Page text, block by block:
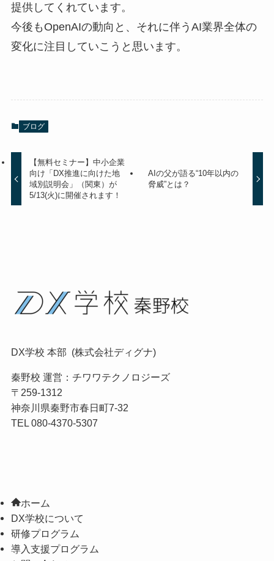
提供してくれています。
今後もOpenAIの動向と、それに伴うAI業界全体の
変化に注目していこうと思います。
ブログ
【無料セミナー】中小企業
向け「DX推進に向けた地
域別説明会」（関東）が
5/13(火)に開催されます！
AIの父が語る“10年以内の
脅威”とは？
DX学校 本部 (株式会社ディグナ)
秦野校 運営： チワワテクノロジーズ
〒259-1312
神奈川県秦野市春日町7-32
TEL 080-4370-5307
ホーム
DX学校について
研修プログラム
導入支援プログラム